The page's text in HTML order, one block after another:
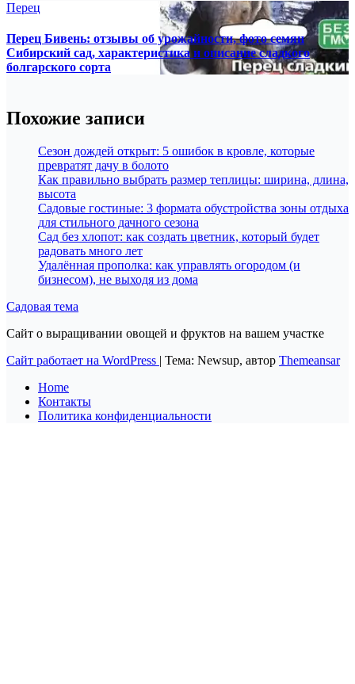
Перец
Перец Бивень: отзывы об урожайности, фото семян
Сибирский сад, характеристика и описание сладкого
болгарского сорта
Похожие записи
Сезон дождей открыт: 5 ошибок в кровле, которые
превратят дачу в болото
Как правильно выбрать размер теплицы: ширина, длина,
высота
Садовые гостиные: 3 формата обустройства зоны отдыха
для стильного дачного сезона
Сад без хлопот: как создать цветник, который будет
радовать много лет
Удалённая прополка: как управлять огородом (и
бизнесом), не выходя из дома
Садовая тема
Сайт о выращивании овощей и фруктов на вашем участке
Сайт работает на WordPress | Тема: Newsup, автор Themeansar
Home
Контакты
Политика конфиденциальности